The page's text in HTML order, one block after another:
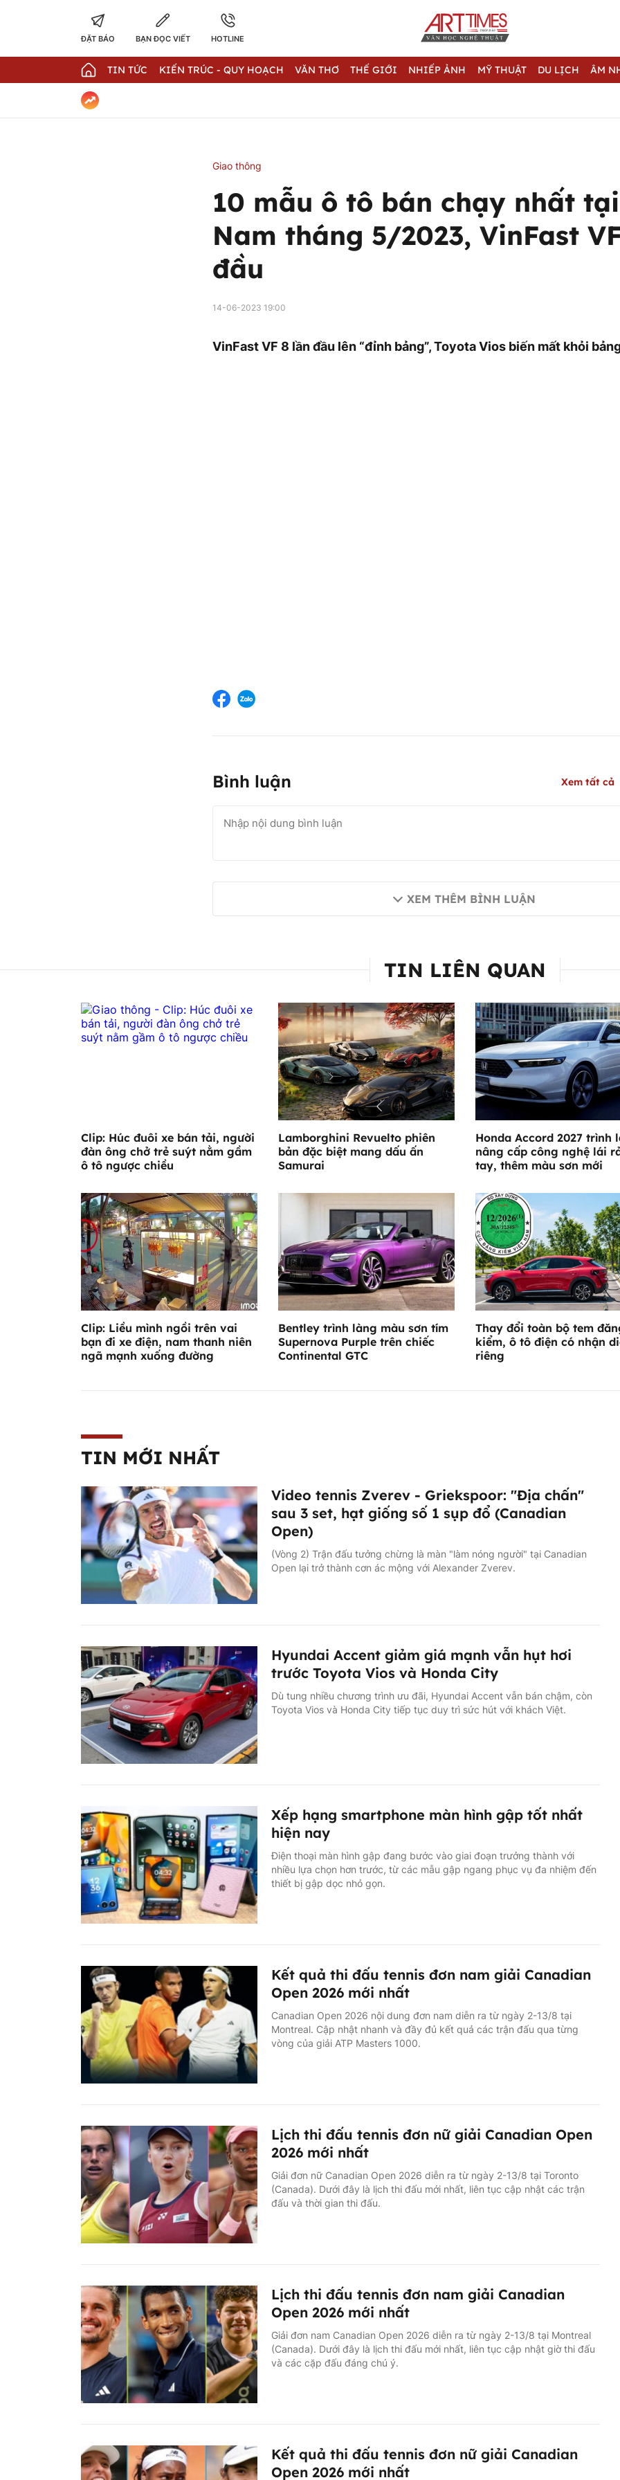
ĐẶT BÁO BẠN ĐỌC VIẾT HOTLINE
TIN TỨC KIẾN TRÚC - QUY HOẠCH VĂN THƠ THẾ GIỚI NHIẾP ẢNH MỸ THUẬT DU LỊCH ÂM
Giao thông
10 mẫu ô tô bán chạy nhất
Nam tháng 5/2023, VinFast
đầu
14-06-2023 19:00
VinFast VF 8 lần đầu lên “đỉnh bảng”, Toyota Vios biến mất khỏi
Bình luận Xem tất cả
XEM THÊM BÌNH LUẬN
TIN LIÊN QUAN
Clip: Húc đuôi xe bán tải, người
đàn ông chở trẻ suýt nằm gầm
ô tô ngược chiều
Lamborghini Revuelto phiên
bản đặc biệt mang dấu ấn
Samurai
Honda Accord 2027 trình
nâng cấp công nghệ lái
tay, thêm màu sơn mới
Clip: Liều mình ngồi trên vai
bạn đi xe điện, nam thanh niên
ngã mạnh xuống đường
Bentley trình làng màu sơn tím
Supernova Purple trên chiếc
Continental GTC
Thay đổi toàn bộ tem
kiểm, ô tô điện có nhận
riêng
TIN MỚI NHẤT
Video tennis Zverev - Griekspoor: "Địa chấn"
sau 3 set, hạt giống số 1 sụp đổ (Canadian
Open)
(Vòng 2) Trận đấu tưởng chừng là màn "làm nóng người" tại Canadian
Open lại trở thành cơn ác mộng với Alexander Zverev.
Hyundai Accent giảm giá mạnh vẫn hụt hơi
trước Toyota Vios và Honda City
Dù tung nhiều chương trình ưu đãi, Hyundai Accent vẫn bán chậm, còn
Toyota Vios và Honda City tiếp tục duy trì sức hút với khách Việt.
Xếp hạng smartphone màn hình gập tốt nhất
hiện nay
Điện thoại màn hình gập đang bước vào giai đoạn trưởng thành với
nhiều lựa chọn hơn trước, từ các mẫu gập ngang phục vụ đa nhiệm đến
thiết bị gập dọc nhỏ gọn.
Kết quả thi đấu tennis đơn nam giải Canadian
Open 2026 mới nhất
Canadian Open 2026 nội dung đơn nam diễn ra từ ngày 2-13/8 tại
Montreal. Cập nhật nhanh và đầy đủ kết quả các trận đấu qua từng
vòng của giải ATP Masters 1000.
Lịch thi đấu tennis đơn nữ giải Canadian Open
2026 mới nhất
Giải đơn nữ Canadian Open 2026 diễn ra từ ngày 2-13/8 tại Toronto
(Canada). Dưới đây là lịch thi đấu mới nhất, liên tục cập nhật các trận
đấu và thời gian thi đấu.
Lịch thi đấu tennis đơn nam giải Canadian
Open 2026 mới nhất
Giải đơn nam Canadian Open 2026 diễn ra từ ngày 2-13/8 tại Montreal
(Canada). Dưới đây là lịch thi đấu mới nhất, liên tục cập nhật giờ thi đấu
và các cặp đấu đáng chú ý.
Kết quả thi đấu tennis đơn nữ giải Canadian
Open 2026 mới nhất